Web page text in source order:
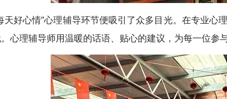
好心情”心理辅导环节便吸引了众多目光。在专业心
心理辅导师用温暖的话语、贴心的建议，为每一位参